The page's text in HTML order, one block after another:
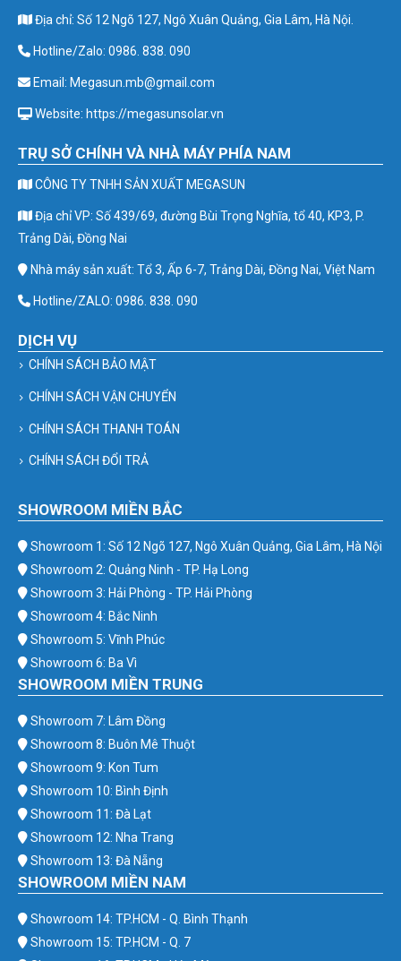
Địa chỉ: Số 12 Ngõ 127, Ngô Xuân Quảng, Gia Lâm, Hà Nội.
Hotline/Zalo: 0986. 838. 090
Email: Megasun.mb@gmail.com
Website: https://megasunsolar.vn
TRỤ SỞ CHÍNH VÀ NHÀ MÁY PHÍA NAM
CÔNG TY TNHH SẢN XUẤT MEGASUN
Địa chỉ VP: Số 439/69, đường Bùi Trọng Nghĩa, tổ 40, KP3, P.
Trảng Dài, Đồng Nai
Nhà máy sản xuất: Tổ 3, Ấp 6-7, Trảng Dài, Đồng Nai, Việt Nam
Hotline/ZALO: 0986. 838. 090
DỊCH VỤ
CHÍNH SÁCH BẢO MẬT
CHÍNH SÁCH VẬN CHUYỂN
CHÍNH SÁCH THANH TOÁN
CHÍNH SÁCH ĐỔI TRẢ
SHOWROOM MIỀN BẮC
Showroom 1: Số 12 Ngõ 127, Ngô Xuân Quảng, Gia Lâm, Hà Nội
Showroom 2: Quảng Ninh - TP. Hạ Long
Showroom 3: Hải Phòng - TP. Hải Phòng
Showroom 4: Bắc Ninh
Showroom 5: Vĩnh Phúc
Showroom 6: Ba Vì
SHOWROOM MIỀN TRUNG
Showroom 7: Lâm Đồng
Showroom 8: Buôn Mê Thuột
Showroom 9: Kon Tum
Showroom 10: Bình Định
Showroom 11: Đà Lạt
Showroom 12: Nha Trang
Showroom 13: Đà Nẵng
SHOWROOM MIỀN NAM
Showroom 14: TP.HCM - Q. Bình Thạnh
Showroom 15: TP.HCM - Q. 7